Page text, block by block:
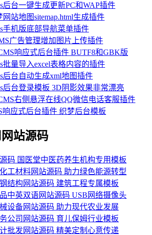
后台一键生成更新PC和WAP插件
网站地图sitemap.html生成插件
手机版底部导航菜单插件
广告管理增加图片上传插件
响应式后台插件 BUTF8和GBK版
批量导入excel表格内容的插件
后台自动生成xml地图插件
后台登录模板 3D阴影效果非常漂亮
右侧悬浮在线QQ微信电话客服插件
响应式后台插件 织梦后台模板
站源码
码 国医堂中医药养生机构专用模板
工材料网站源码 助力绿色能源转型
结构网站源码 建筑工程专属模板
中英双语网站源码 USB网络摄像头
设备网站源码 助力现代农业发展
公司网站源码 育儿保姆行业模板
批发网站源码 精美定制心意传递